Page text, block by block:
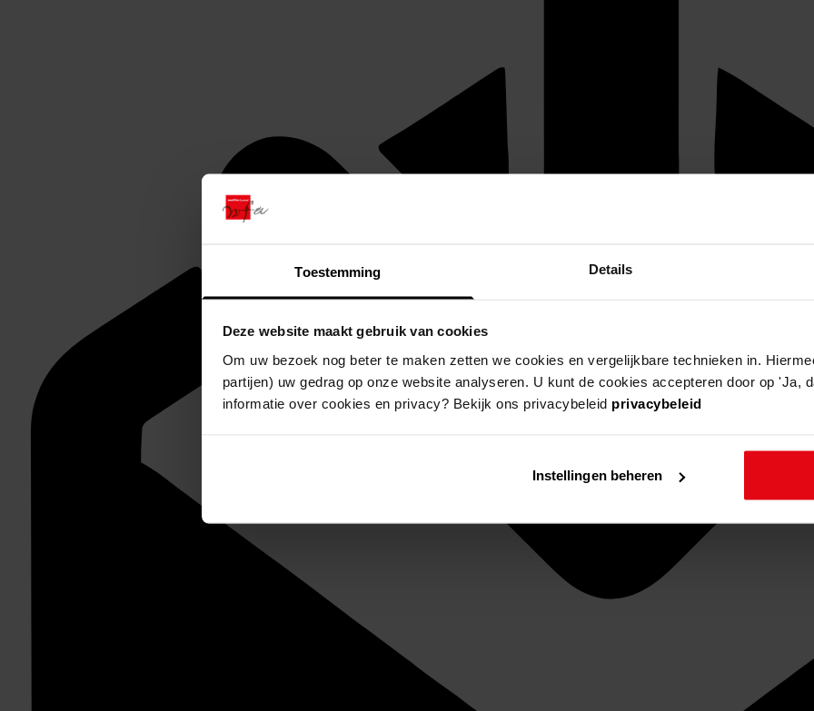
Toestemming Details
Deze website maakt gebruik van cookies
Om uw bezoek nog beter te maken zetten we cookies en vergelijkbare technieken in.
partijen) uw gedrag op onze website analyseren. U kunt de cookies accepteren door op 'Ja,
informatie over cookies en privacy? Bekijk ons privacybeleid privacybeleid
Instellingen beheren